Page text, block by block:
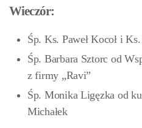
Wieczór:
Śp. Ks. Paweł Kocoł i
Śp. Barbara Sztorc od
z firmy „Ravi”
Śp. Monika Ligęzka od
Michałek